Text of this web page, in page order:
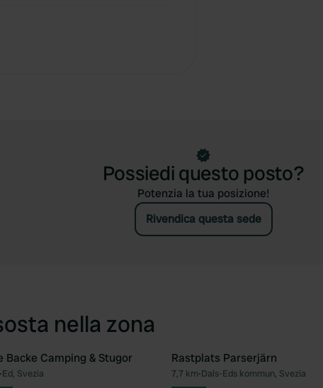
Possiedi questo posto?
Potenzia la tua posizione!
Rivendica questa sede
nella zona
Preferito
Backe Camping & Stugor
•Ed, Svezia
Rastplats Parserjärn
7,7 km•Dals-Eds kommun, Svezia